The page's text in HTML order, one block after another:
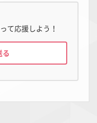
て応援しよう！
る